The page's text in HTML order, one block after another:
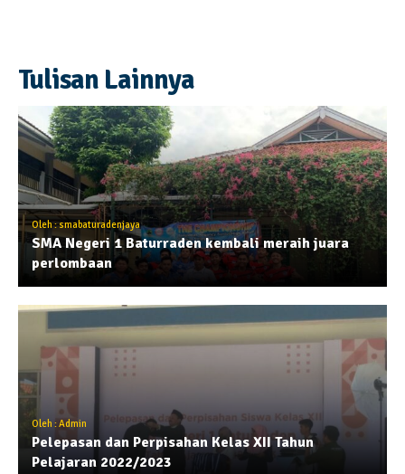
Tulisan Lainnya
Oleh : smabaturadenjaya
SMA Negeri 1 Baturraden kembali meraih juara
perlombaan
Oleh : Admin
Pelepasan dan Perpisahan Kelas XII Tahun
Pelajaran 2022/2023